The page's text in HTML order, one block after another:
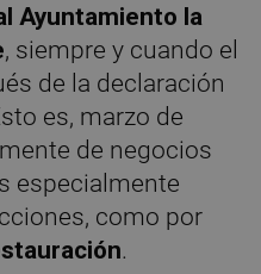
Ayuntamiento la
, siempre y cuando el
de la declaración
es, marzo de
de negocios
especialmente
como por
.